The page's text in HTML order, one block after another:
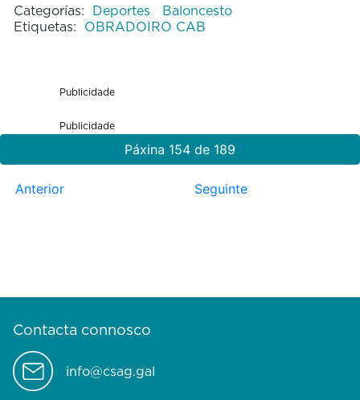
Categorías: Deportes
Baloncesto
Etiquetas: OBRADOIRO CAB
Publicidade
Publicidade
Páxina 154 de 189
Anterior Seguinte
Contacta connosco
info@csag.gal